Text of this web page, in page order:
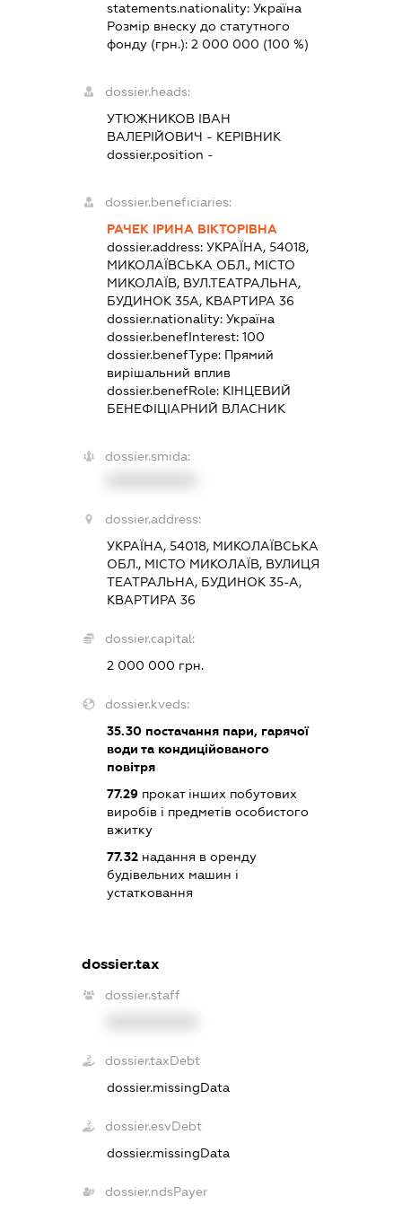
statements.nationality:Україна
Розмір внеску до статутного
фонду (грн.):2 000 000 (100 %)
dossier.heads:
УТЮЖНИКОВ ІВАН
ВАЛЕРІЙОВИЧ - КЕРІВНИК
dossier.position -
dossier.beneficiaries:
РАЧЕК ІРИНА ВІКТОРІВНА
dossier.address:УКРАЇНА, 54018,
МИКОЛАЇВСЬКА ОБЛ., МІСТО
МИКОЛАЇВ, ВУЛ.ТЕАТРАЛЬНА,
БУДИНОК 35А, КВАРТИРА 36
dossier.nationality:Україна
dossier.benefInterest:100
dossier.benefType: Прямий
вирішальний вплив
dossier.benefRole: КІНЦЕВИЙ
БЕНЕФІЦІАРНИЙ ВЛАСНИК
dossier.smida:
dossier.address:
УКРАЇНА, 54018, МИКОЛАЇВСЬКА
ОБЛ., МІСТО МИКОЛАЇВ, ВУЛИЦЯ
ТЕАТРАЛЬНА, БУДИНОК 35-А,
КВАРТИРА 36
dossier.capital:
2 000 000 грн.
dossier.kveds:
35.30 постачання пари, гарячої
води та кондиційованого
повітря
77.29 прокат інших побутових
виробів і предметів особистого
вжитку
77.32 надання в оренду
будівельних машин і
устатковання
dossier.tax
dossier.staff
dossier.taxDebt
dossier.missingData
dossier.esvDebt
dossier.missingData
dossier.ndsPayer